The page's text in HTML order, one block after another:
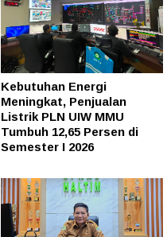
Kebutuhan Energi
Meningkat, Penjualan
Listrik PLN UIW MMU
Tumbuh 12,65 Persen di
Semester I 2026